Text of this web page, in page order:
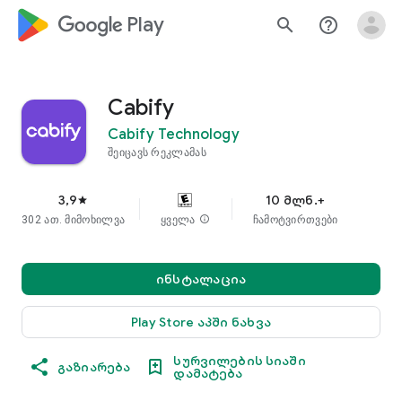
google_logo Play search help_outline
Cabify
Cabify Technology
შეიცავს რეკლამას
3,9star
302 ათ. მიმოხილვა ყველა info
10 მლნ.+
ჩამოტვირთვები
ინსტალაცია
Play Store აპში ნახვა
გაზიარება სურვილების სიაში
დამატება